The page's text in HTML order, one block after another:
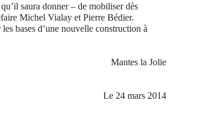
saura donner – de mobiliser dès
Michel Vialay et Pierre Bédier.
bases d’une nouvelle construction à
Mantes la Jolie
Le 24 mars 2014